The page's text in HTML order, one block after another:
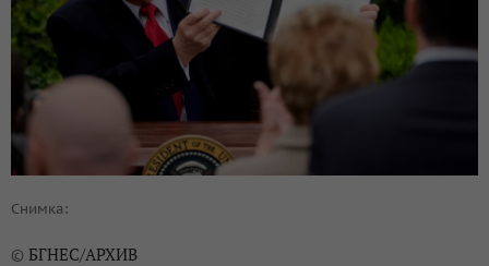
Снимка:
© БГНЕС/АРХИВ